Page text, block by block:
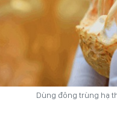
Dùng đông trùng hạ